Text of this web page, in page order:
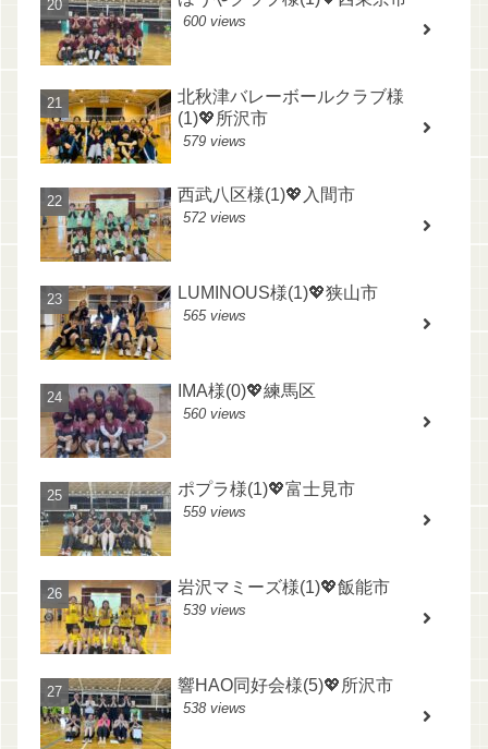
600 views
北秋津バレーボールクラブ様
(1)💖所沢市
579 views
西武八区様(1)💖入間市
572 views
LUMINOUS様(1)💖狭山市
565 views
IMA様(0)💖練馬区
560 views
ポプラ様(1)💖富士見市
559 views
岩沢マミーズ様(1)💖飯能市
539 views
響HAO同好会様(5)💖所沢市
538 views